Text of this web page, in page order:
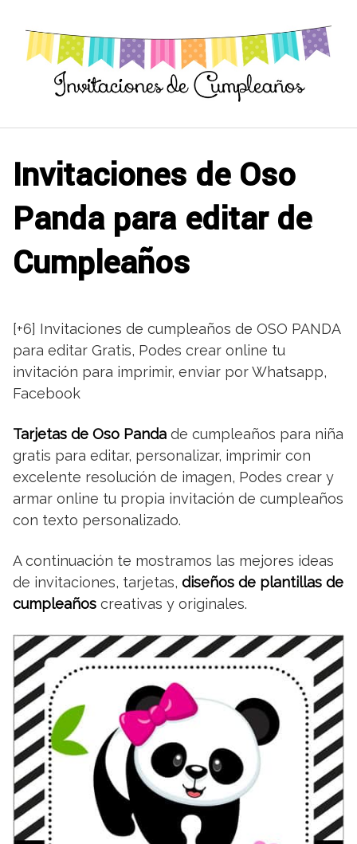
contenido
Invitaciones de Oso
Panda para editar de
Cumpleaños
[+6] Invitaciones de cumpleaños de OSO PANDA
para editar Gratis, Podes crear online tu
invitación para imprimir, enviar por Whatsapp,
Facebook
Tarjetas de Oso Panda de cumpleaños para niña
gratis para editar, personalizar, imprimir con
excelente resolución de imagen, Podes crear y
armar online tu propia invitación de cumpleaños
con texto personalizado.
A continuación te mostramos las mejores ideas
de invitaciones, tarjetas, diseños de plantillas de
cumpleaños creativas y originales.